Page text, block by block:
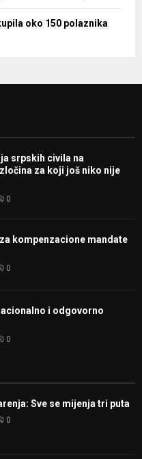
oko 150 polaznika
srpskih civila na
za koji još niko nije
0
kompenzacione mandate
0
i odgovorno
0
Sve se mijenja tri puta
0